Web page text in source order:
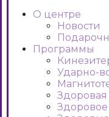
О центре
Новости
Программы
Ударно-